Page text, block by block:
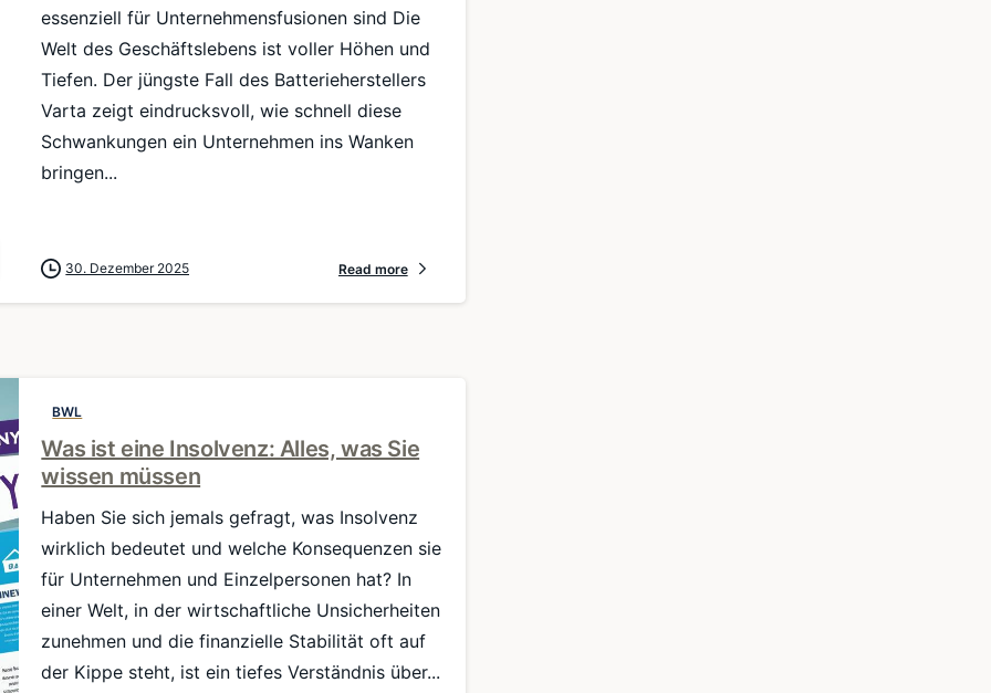
essenziell für Unternehmensfusionen sind Die
Welt des Geschäftslebens ist voller Höhen und
Tiefen. Der jüngste Fall des Batterieherstellers
Varta zeigt eindrucksvoll, wie schnell diese
Schwankungen ein Unternehmen ins Wanken
bringen...
30. Dezember 2025 Read more
BWL
Was ist eine Insolvenz: Alles, was Sie
wissen müssen
Haben Sie sich jemals gefragt, was Insolvenz
wirklich bedeutet und welche Konsequenzen sie
für Unternehmen und Einzelpersonen hat? In
einer Welt, in der wirtschaftliche Unsicherheiten
zunehmen und die finanzielle Stabilität oft auf
der Kippe steht, ist ein tiefes Verständnis über...